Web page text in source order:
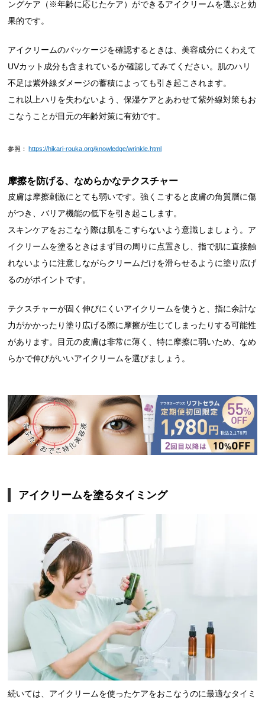
ングケア（※年齢に応じたケア）ができるアイクリームを選ぶと効
果的です。
アイクリームのパッケージを確認するときは、美容成分にくわえて
UVカット成分も含まれているか確認してみてください。肌のハリ
不足は紫外線ダメージの蓄積によっても引き起こされます。
これ以上ハリを失わないよう、保湿ケアとあわせて紫外線対策もお
こなうことが目元の年齢対策に有効です。
参照： https://hikari-rouka.org/knowledge/wrinkle.html
摩擦を防げる、なめらかなテクスチャー
皮膚は摩擦刺激にとても弱いです。強くこすると皮膚の角質層に傷
がつき、バリア機能の低下を引き起こします。
スキンケアをおこなう際は肌をこすらないよう意識しましょう。ア
イクリームを塗るときはまず目の周りに点置きし、指で肌に直接触
れないように注意しながらクリームだけを滑らせるように塗り広げ
るのがポイントです。
テクスチャーが固く伸びにくいアイクリームを使うと、指に余計な
力がかかったり塗り広げる際に摩擦が生じてしまったりする可能性
があります。目元の皮膚は非常に薄く、特に摩擦に弱いため、なめ
らかで伸びがいいアイクリームを選びましょう。
アイクリームを塗るタイミング
続いては、アイクリームを使ったケアをおこなうのに最適なタイミ